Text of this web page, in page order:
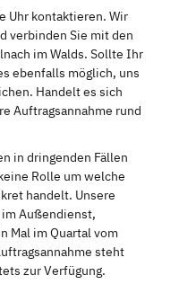
Uhr kontaktieren. Wir
verbinden Sie mit den
im Walds. Sollte Ihr
ebenfalls möglich, uns
Handelt es sich
Auftragsannahme rund
in dringenden Fällen
Rolle um welche
handelt. Unsere
Außendienst,
Mal im Quartal vom
steht
zur Verfügung.